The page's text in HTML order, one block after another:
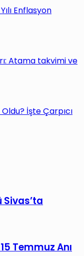
Enflasyon
Atama takvimi ve
İşte Çarpıcı
Sivas’ta
Temmuz Anı